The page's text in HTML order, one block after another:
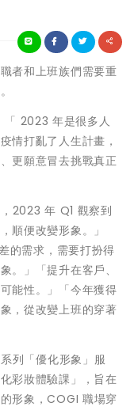
者和上班族們需要重
2023 年是很多人
情打亂了人生計畫，
更願意冒去挑戰真正
2023 年 Q1 觀察到
順便改變形象。」
的需求，需要打扮得
。」「提升在客戶、
能性。」「今年獲得
，從改變上班的穿著
列「優化形象」服
彩妝體驗課」，旨在
形象，COGI 職場穿